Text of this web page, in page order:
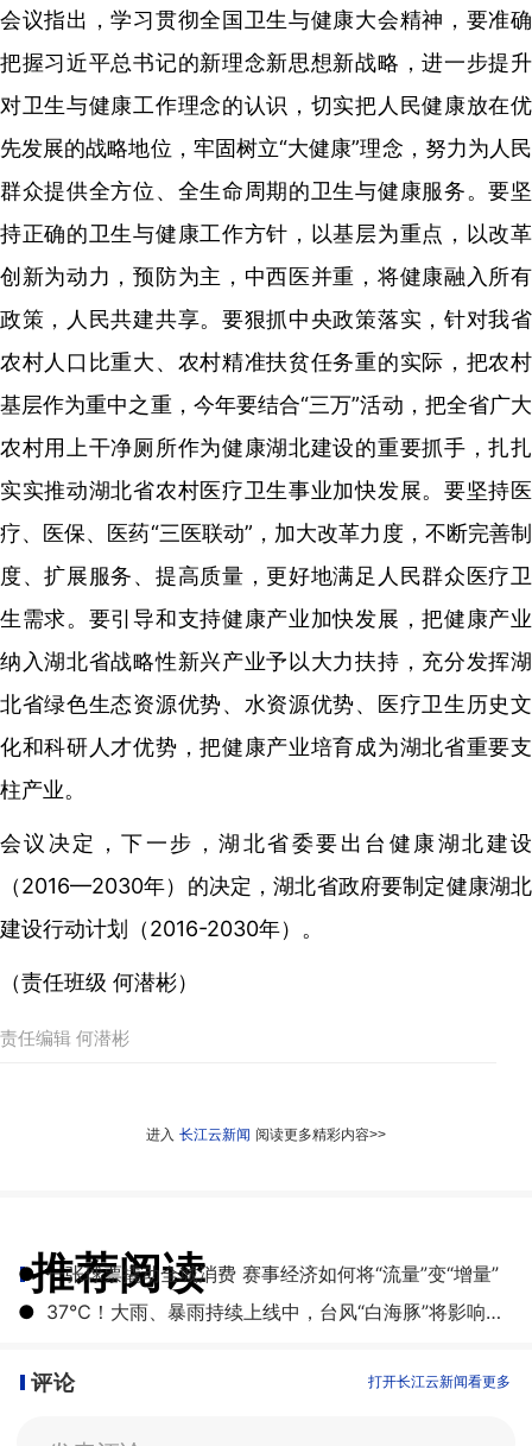
会议指出，学习贯彻全国卫生与健康大会精神，要准确
把握习近平总书记的新理念新思想新战略，进一步提升
对卫生与健康工作理念的认识，切实把人民健康放在优
先发展的战略地位，牢固树立“大健康”理念，努力为人民
群众提供全方位、全生命周期的卫生与健康服务。要坚
持正确的卫生与健康工作方针，以基层为重点，以改革
创新为动力，预防为主，中西医并重，将健康融入所有
政策，人民共建共享。要狠抓中央政策落实，针对我省
农村人口比重大、农村精准扶贫任务重的实际，把农村
基层作为重中之重，今年要结合“三万”活动，把全省广大
农村用上干净厕所作为健康湖北建设的重要抓手，扎扎
实实推动湖北省农村医疗卫生事业加快发展。要坚持医
疗、医保、医药“三医联动”，加大改革力度，不断完善制
度、扩展服务、提高质量，更好地满足人民群众医疗卫
生需求。要引导和支持健康产业加快发展，把健康产业
纳入湖北省战略性新兴产业予以大力扶持，充分发挥湖
北省绿色生态资源优势、水资源优势、医疗卫生历史文
化和科研人才优势，把健康产业培育成为湖北省重要支
柱产业。
会议决定，下一步，湖北省委要出台健康湖北建设
（2016—2030年）的决定，湖北省政府要制定健康湖北
建设行动计划（2016-2030年）。
（责任班级 何潜彬）
责任编辑 何潜彬
进入 长江云新闻 阅读更多精彩内容>>
推荐阅读
● 一张球票撬动全城消费 赛事经济如何将“流量”变“增量”
●
​37℃！大雨、暴雨持续上线中，台风“白海豚”将影响湖北
评论 打开长江云新闻看更多